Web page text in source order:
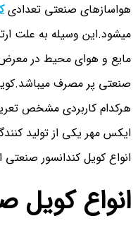
هواسازهای صنعتی تعدادی
میشود.این وسیله به علت
مایع و هوای محیط در معرض
صنعتی پر مصرف
هرکدام کاربردی مشخص
ایکس مهر یکی از تولید
انواع کویل کندانسور
انواع